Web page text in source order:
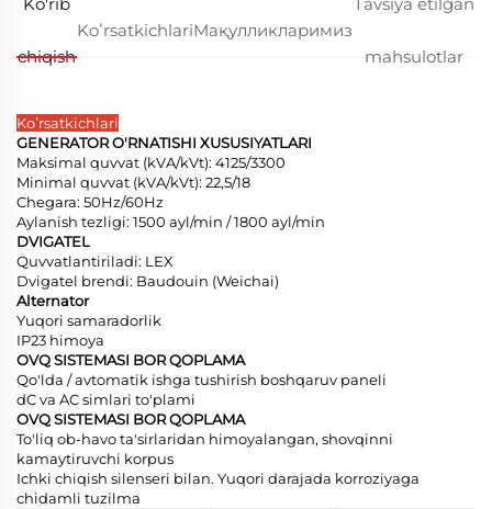
Ko'rib
chiqish
KoʻrsatkichlariМақулликларимиз
Tavsiya etilgan
mahsulotlar
Koʻrsatkichlari
GENERATOR O'RNATISHI XUSUSIYATLARI
Maksimal quvvat (kVA/kVt): 4125/3300
Minimal quvvat (kVA/kVt): 22,5/18
Chegara: 50Hz/60Hz
Aylanish tezligi: 1500 ayl/min / 1800 ayl/min
DVIGATEL
Quvvatlantiriladi: LEX
Dvigatel brendi: Baudouin (Weichai)
Alternator
Yuqori samaradorlik
IP23 himoya
OVQ SISTEMASI BOR QOPLAMA
Qo'lda / avtomatik ishga tushirish boshqaruv paneli
dC va AC simlari to'plami
OVQ SISTEMASI BOR QOPLAMA
To'liq ob-havo ta'sirlaridan himoyalangan, shovqinni
kamaytiruvchi korpus
Ichki chiqish silenseri bilan. Yuqori darajada korroziyaga
chidamli tuzilma